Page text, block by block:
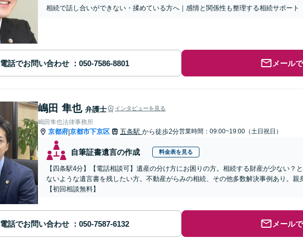
相続で話し合いができない・揉めている方へ｜感情と関係性も整理する相続サポート
電話でお問い合わせ メール
嶋田 隼也 弁護士 インタビューを見る
嶋田隼也法律事務所
京都府|京都市下京区 五条駅 から徒歩2分営業時間：09:00~19:00（土日祝日）
自筆証書遺言の作成 料金表を見る
【四条駅4分】【電話相談可】遺産の分け方にお困りの方。相続する財産が少ない？
ないような遺言書を残したい方。不動産がらみの相続、その他多数解決事例あり。親
【初回相談無料】
電話でお問い合わせ メール